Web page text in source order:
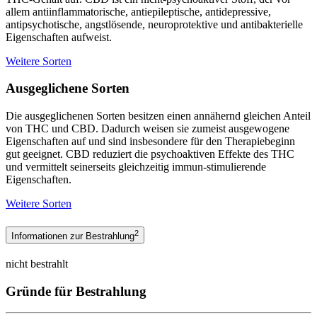
allem antiinflammatorische, antiepileptische, antidepressive,
antipsychotische, angstlösende, neuroprotektive und antibakterielle
Eigenschaften aufweist.
Weitere Sorten
Ausgeglichene Sorten
Die ausgeglichenen Sorten besitzen einen annähernd gleichen Anteil
von THC und CBD. Dadurch weisen sie zumeist ausgewogene
Eigenschaften auf und sind insbesondere für den Therapiebeginn
gut geeignet. CBD reduziert die psychoaktiven Effekte des THC
und vermittelt seinerseits gleichzeitig immun-stimulierende
Eigenschaften.
Weitere Sorten
Informationen zur Bestrahlung2
nicht bestrahlt
Gründe für Bestrahlung